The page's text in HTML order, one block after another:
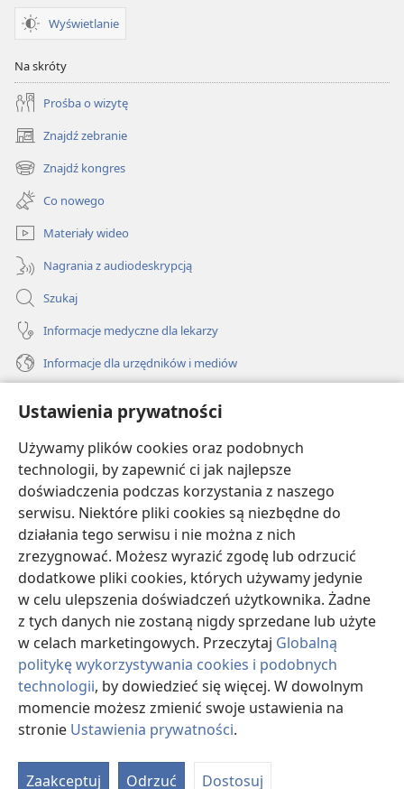
Ustawienia prywatności
Używamy plików cookies oraz podobnych
technologii, by zapewnić ci jak najlepsze
doświadczenia podczas korzystania z naszego
serwisu. Niektóre pliki cookies są niezbędne do
działania tego serwisu i nie można z nich
zrezygnować. Możesz wyrazić zgodę lub odrzucić
dodatkowe pliki cookies, których używamy jedynie
w celu ulepszenia doświadczeń użytkownika. Żadne
z tych danych nie zostaną nigdy sprzedane lub użyte
w celach marketingowych. Przeczytaj Globalną
politykę wykorzystywania cookies i podobnych
technologii, by dowiedzieć się więcej. W dowolnym
momencie możesz zmienić swoje ustawienia na
stronie Ustawienia prywatności.
Zaakceptuj Odrzuć Dostosuj
Wyświetlanie
Na skróty
Prośba o wizytę
Znajdź zebranie
(opens
new
window)
Znajdź kongres
(opens
new
window)
Co nowego
Materiały wideo
Nagrania z audiodeskrypcją
Szukaj
Informacje medyczne dla lekarzy
Informacje dla urzędników i mediów
Darowizny
(opens
new
window)BIBLIOTEKA INTERNETOWA Strażnicy
(opens
new
window)JW Hub
(opens
new
window)JW Library
Watchtower Library
Copyright© 2026 Watch Tower Bible and Tract Society of Pennsylvania.
WARUNKI UŻYTKOWANIA
POLITYKA PRYWATNOŚCI
PRYWATNOŚCI